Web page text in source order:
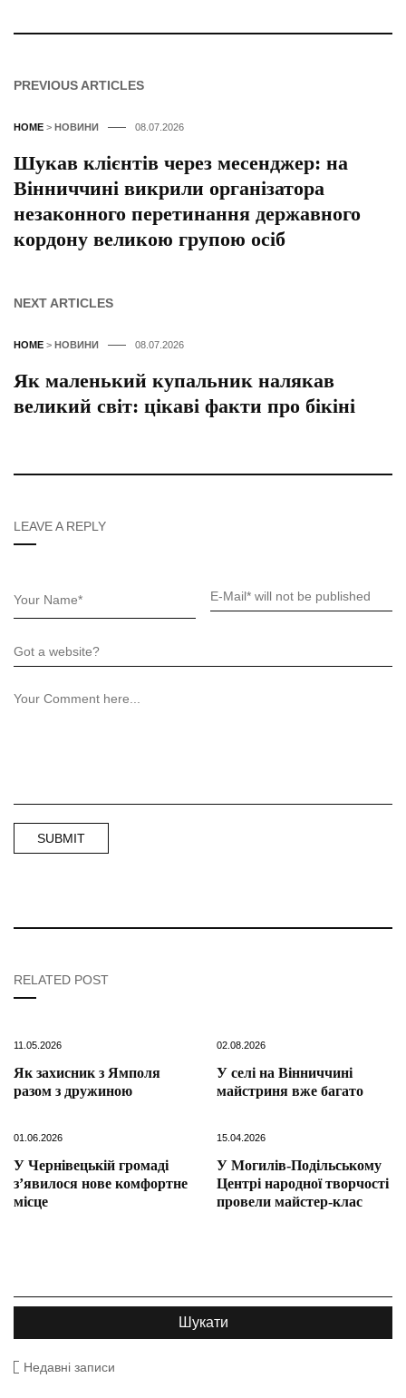
PREVIOUS ARTICLES
HOME > НОВИНИ 08.07.2026
Шукав клієнтів через месенджер: на
Вінниччині викрили організатора
незаконного перетинання державного
кордону великою групою осіб
NEXT ARTICLES
HOME > НОВИНИ 08.07.2026
Як маленький купальник налякав
великий світ: цікаві факти про бікіні
LEAVE A REPLY
RELATED POST
11.05.2026
Як захисник з Ямполя
разом з дружиною
02.08.2026
У селі на Вінниччині
майстриня вже багато
01.06.2026
У Чернівецькій громаді
з’явилося нове комфортне
місце
15.04.2026
У Могилів-Подільському
Центрі народної творчості
провели майстер-клас
Недавні записи